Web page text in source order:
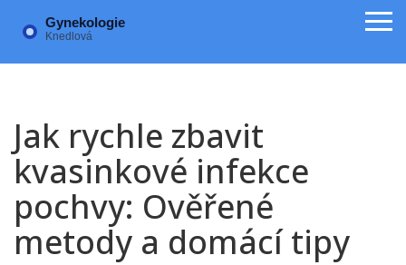
Jak rychle zbavit
kvasinkové infekce
pochvy: Ověřené
metody a domácí tipy